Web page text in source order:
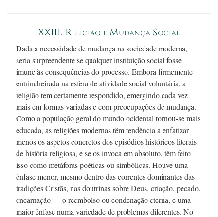
XXIII. Religião e Mudança Social
Dada a necessidade de mudança na sociedade moderna,
seria surpreendente se qualquer instituição social fosse
imune às consequências do processo. Embora firmemente
entrincheirada na esfera de atividade social voluntária, a
religião tem certamente respondido, emergindo cada vez
mais em formas variadas e com preocupações de mudança.
Como a população geral do mundo ocidental tornou-semais
educada, as religiões modernas têm tendência a enfatizar
menos os aspetos concretos dos episódios históricos literais
de história religiosa, e se os invoca em absoluto, têm feito
isso como metáforas poéticas ou simbólicas. Houve uma
ênfase menor, mesmo dentro das correntes dominantes das
tradições Cristãs, nas doutrinas sobre Deus, criação, pecado,
encarnação — o reembolso ou condenação eterna, e uma
maior ênfase numa variedade de problemas diferentes. No